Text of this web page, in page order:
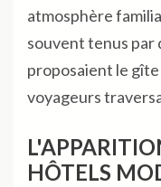
atmosphère
souvent tenus par
proposaient le
voyageurs
HÔTELS